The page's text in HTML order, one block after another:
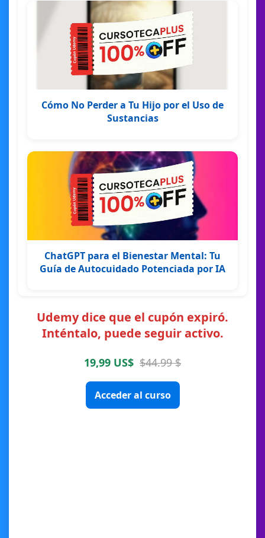
Cómo No Perder a Tu Hijo por el Uso de
Sustancias
ChatGPT para el Bienestar Mental: Tu
Guía de Autocuidado Potenciada por IA
Udemy dice que el cupón expiró.
Inténtalo, puede seguir activo.
19,99 US$ $44.99 $
Acceder al curso